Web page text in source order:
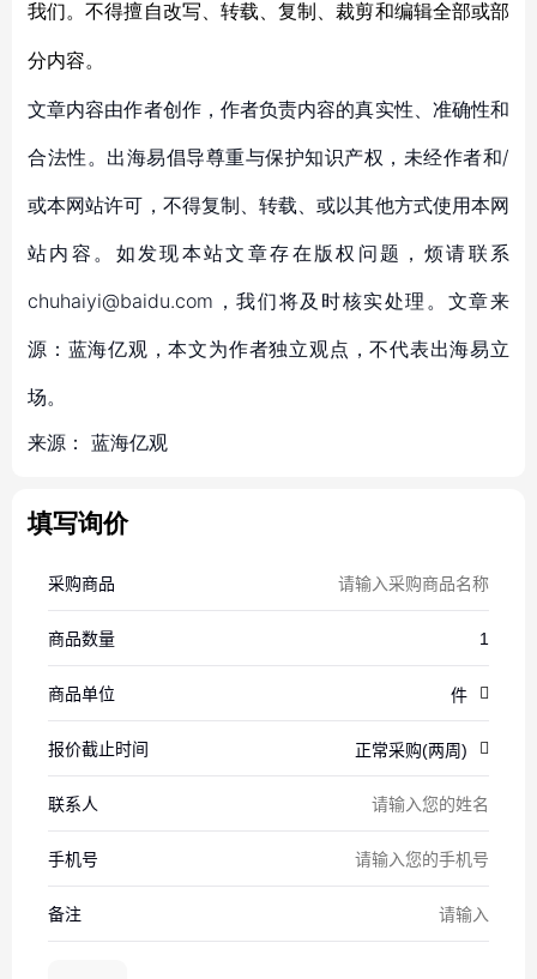
我们。不得擅自改写、转载、复制、裁剪和编辑全部或部
分内容。
文章内容由作者创作，作者负责内容的真实性、准确性和
合法性。出海易倡导尊重与保护知识产权，未经作者和/
或本网站许可，不得复制、转载、或以其他方式使用本网
站内容。如发现本站文章存在版权问题，烦请联系
chuhaiyi@baidu.com，我们将及时核实处理。文章来
源：蓝海亿观，本文为作者独立观点，不代表出海易立
场。
来源： 蓝海亿观
填写询价